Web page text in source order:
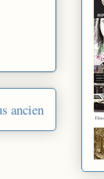
ancien